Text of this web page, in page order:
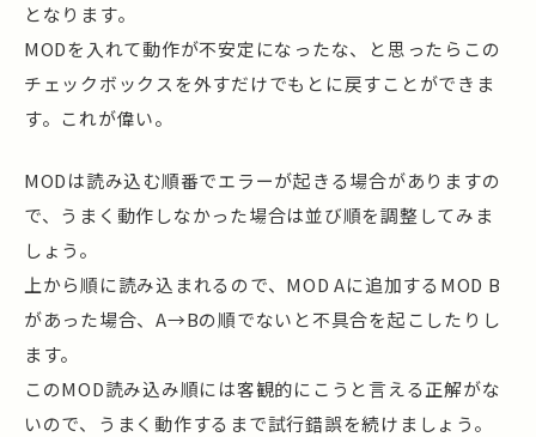
となります。
MODを入れて動作が不安定になったな、と思ったらこの
チェックボックスを外すだけでもとに戻すことができま
す。これが偉い。
MODは読み込む順番でエラーが起きる場合がありますの
で、うまく動作しなかった場合は並び順を調整してみま
しょう。
上から順に読み込まれるので、MOD Aに追加するMOD B
があった場合、A→Bの順でないと不具合を起こしたりし
ます。
このMOD読み込み順には客観的にこうと言える正解がな
いので、うまく動作するまで試行錯誤を続けましょう。